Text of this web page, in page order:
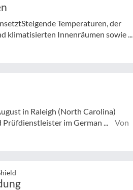
Temperaturen, der
klimatisierten Innenräumen sowie ...
in Raleigh (North Carolina)
im German ...
Von